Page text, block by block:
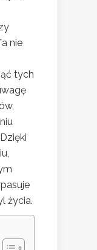
nie
tych
życia.